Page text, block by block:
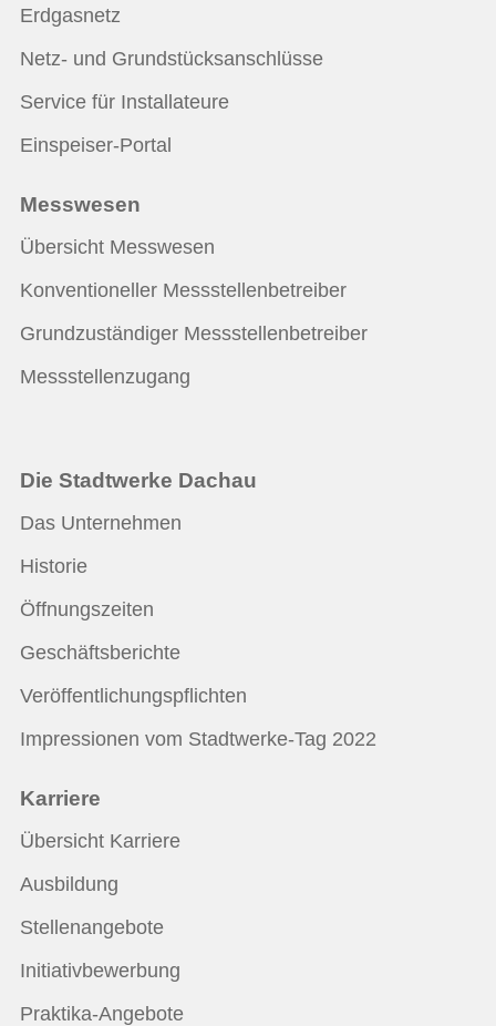
Erdgasnetz
Netz- und Grundstücksanschlüsse
Service für Installateure
Einspeiser-Portal
Messwesen
Übersicht Messwesen
Konventioneller Messstellenbetreiber
Grundzuständiger Messstellenbetreiber
Messstellenzugang
Die Stadtwerke Dachau
Das Unternehmen
Historie
Öffnungszeiten
Geschäftsberichte
Veröffentlichungspflichten
Impressionen vom Stadtwerke-Tag 2022
Karriere
Übersicht Karriere
Ausbildung
Stellenangebote
Initiativbewerbung
Praktika-Angebote